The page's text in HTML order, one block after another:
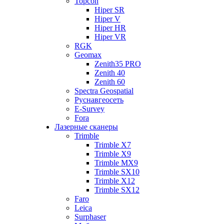
Hiper SR
Hiper V
Hiper HR
Hiper VR
RGK
Geomax
Zenith35 PRO
Zenith 40
Zenith 60
Spectra Geospatial
Руснавгеосеть
E-Survey
Fora
Лазерные сканеры
Trimble
Trimble X7
Trimble X9
Trimble MX9
Trimble SX10
Trimble X12
Trimble SX12
Faro
Leica
Surphaser